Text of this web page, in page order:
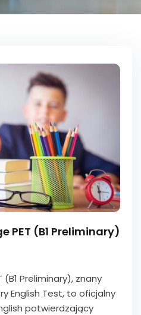
PET (B1 Preliminary)
Preliminary), znany
English Test, to oficjalny
potwierdzający